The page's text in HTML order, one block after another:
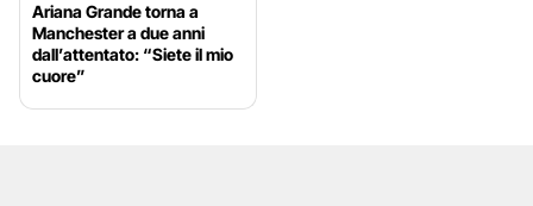
Ariana Grande torna a
Manchester a due anni
dall’attentato: “Siete il mio
cuore”